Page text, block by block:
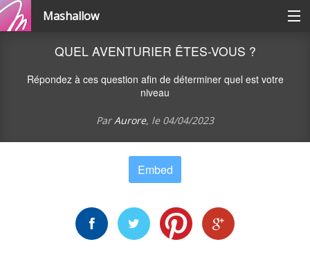
Mashallow
Catégories
Se connecter / s'inscrire
Créer un quizz
QUEL AVENTURIER ÊTES-VOUS ?
Répondez à ces question afin de déterminer quel est votre
niveau
ParAurore, le 04/04/2023
Embed